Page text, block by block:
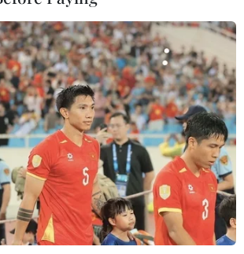
#hồi phục kinh tế
#giảm lãi suất Trung Quốc